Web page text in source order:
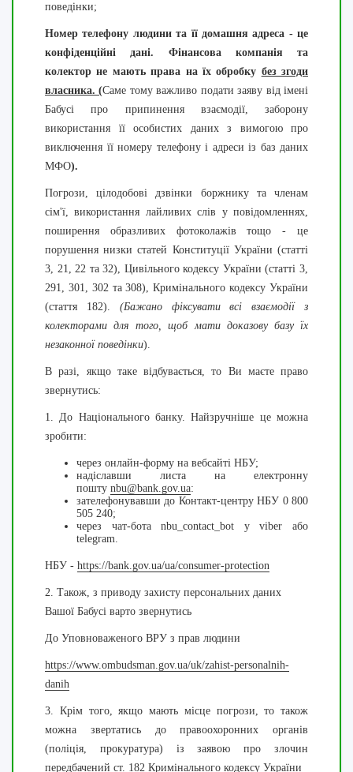
поведінки;
Номер телефону людини та її домашня адреса - це
конфіденційні дані. Фінансова компанія та
колектор не мають права на їх обробку без згоди
власника. (Саме тому важливо подати заяву від імені
Бабусі про припинення взаємодії, заборону
використання її особистих даних з вимогою про
виключення її номеру телефону і адреси із баз даних
МФО).
Погрози, цілодобові дзвінки боржнику та членам
сім'ї, використання лайливих слів у повідомленнях,
поширення образливих фотоколажів тощо - це
порушення низки статей Конституції України (статті
3, 21, 22 та 32), Цивільного кодексу України (статті 3,
291, 301, 302 та 308), Кримінального кодексу України
(стаття 182). (Бажано фіксувати всі взаємодії з
колекторами для того, щоб мати доказову базу їх
незаконної поведінки).
В разі, якщо таке відбувається, то Ви маєте право
звернутись:
1. До Національного банку. Найзручніше це можна
зробити:
через онлайн-форму на вебсайті НБУ;
надіславши листа на електронну
пошту nbu@bank.gov.ua:
зателефонувавши до Контакт-центру НБУ 0 800
505 240;
через чат-бота nbu_contact_bot у viber або
telegram.
НБУ - https://bank.gov.ua/ua/consumer-protection
2. Також, з приводу захисту персональних даних
Вашої Бабусі варто звернутись
До Уповноваженого ВРУ з прав людини
https://www.ombudsman.gov.ua/uk/zahist-personalnih-
danih
3. Крім того, якщо мають місце погрози, то також
можна звертатись до правоохоронних органів
(поліція, прокуратура) із заявою про злочин
передбачений ст. 182 Кримінального кодексу України